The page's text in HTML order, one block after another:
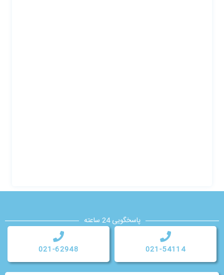
پاسخگویی 24 ساعته
021-54114
021-62948